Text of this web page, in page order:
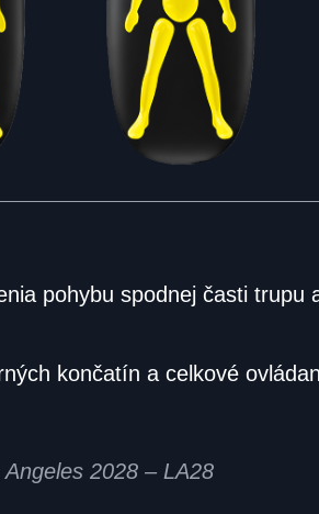
pohybu spodnej časti trupu
končatín a celkové
2028 – LA28